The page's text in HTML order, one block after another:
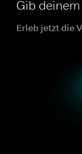
Gib
Erleb jetzt die